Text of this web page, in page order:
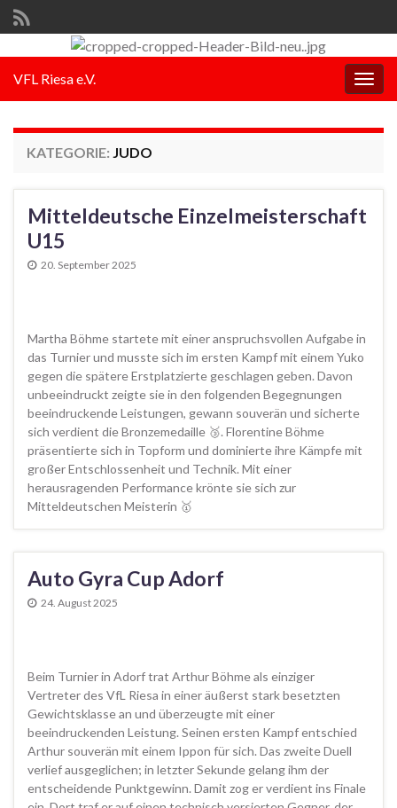
VFL Riesa e.V.
KATEGORIE: JUDO
Mitteldeutsche Einzelmeisterschaft
U15
20. September 2025
Martha Böhme startete mit einer anspruchsvollen Aufgabe in
das Turnier und musste sich im ersten Kampf mit einem Yuko
gegen die spätere Erstplatzierte geschlagen geben. Davon
unbeeindruckt zeigte sie in den folgenden Begegnungen
beeindruckende Leistungen, gewann souverän und sicherte
sich verdient die Bronzemedaille 🥉. Florentine Böhme
präsentierte sich in Topform und dominierte ihre Kämpfe mit
großer Entschlossenheit und Technik. Mit einer
herausragenden Performance krönte sie sich zur
Mitteldeutschen Meisterin 🥇
Auto Gyra Cup Adorf
24. August 2025
Beim Turnier in Adorf trat Arthur Böhme als einziger
Vertreter des VfL Riesa in einer äußerst stark besetzten
Gewichtsklasse an und überzeugte mit einer
beeindruckenden Leistung. Seinen ersten Kampf entschied
Arthur souverän mit einem Ippon für sich. Das zweite Duell
verlief ausgeglichen; in letzter Sekunde gelang ihm der
entscheidende Punktgewinn. Damit zog er verdient ins Finale